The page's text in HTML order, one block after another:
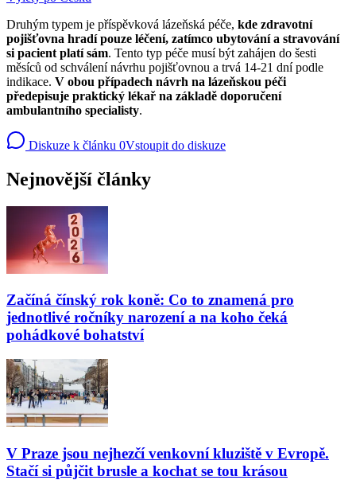
Druhým typem je příspěvková lázeňská péče, kde zdravotní
pojišťovna hradí pouze léčení, zatímco ubytování a stravování
si pacient platí sám. Tento typ péče musí být zahájen do šesti
měsíců od schválení návrhu pojišťovnou a trvá 14-21 dní podle
indikace. V obou případech návrh na lázeňskou péči
předepisuje praktický lékař na základě doporučení
ambulantního specialisty.
Diskuze k článku 0Vstoupit do diskuze
Nejnovější články
Začíná čínský rok koně: Co to znamená pro
jednotlivé ročníky narození a na koho čeká
pohádkové bohatství
V Praze jsou nejhezčí venkovní kluziště v Evropě.
Stačí si půjčit brusle a kochat se tou krásou